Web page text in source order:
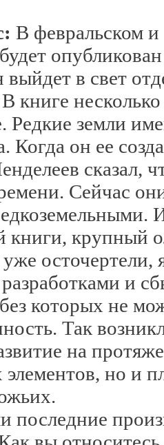
В февральском
выйдет в свет
В книге
Редкие земли
Когда он ее
сказал,
Сейчас
книги, крупный
осточертели,
и
которых не
Так
на
элементов, но и
последние